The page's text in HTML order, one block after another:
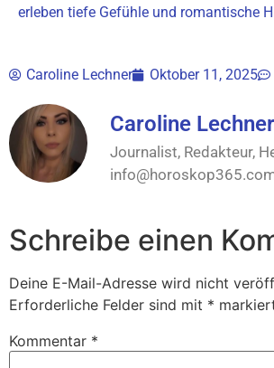
erleben tiefe Gefühle und romantische
Caroline Lechner Oktober 11, 2025
Caroline Lechner
Journalist, Redakteur,
Schreibe einen
Deine E-Mail-Adresse wird nicht
Erforderliche Felder sind mit *
Kommentar *